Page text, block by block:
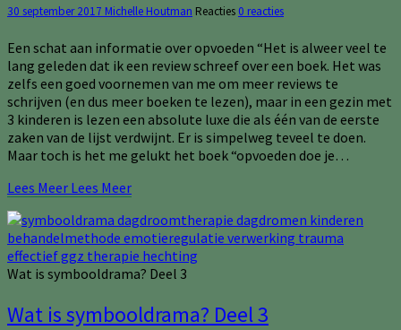
30 september 2017 Michelle Houtman Reacties 0 reacties
Een schat aan informatie over opvoeden “Het is alweer veel te
lang geleden dat ik een review schreef over een boek. Het was
zelfs een goed voornemen van me om meer reviews te
schrijven (en dus meer boeken te lezen), maar in een gezin met
3 kinderen is lezen een absolute luxe die als één van de eerste
zaken van de lijst verdwijnt. Er is simpelweg teveel te doen.
Maar toch is het me gelukt het boek “opvoeden doe je…
Lees Meer Lees Meer
Wat is symbooldrama? Deel 3
Wat is symbooldrama? Deel 3